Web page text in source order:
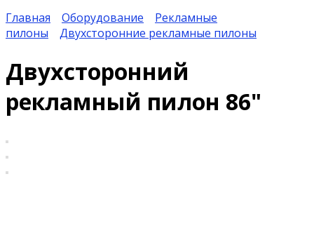
Главная
Оборудование
Рекламные
пилоны
Двухсторонние рекламные пилоны
Двухсторонний
рекламный пилон 86"